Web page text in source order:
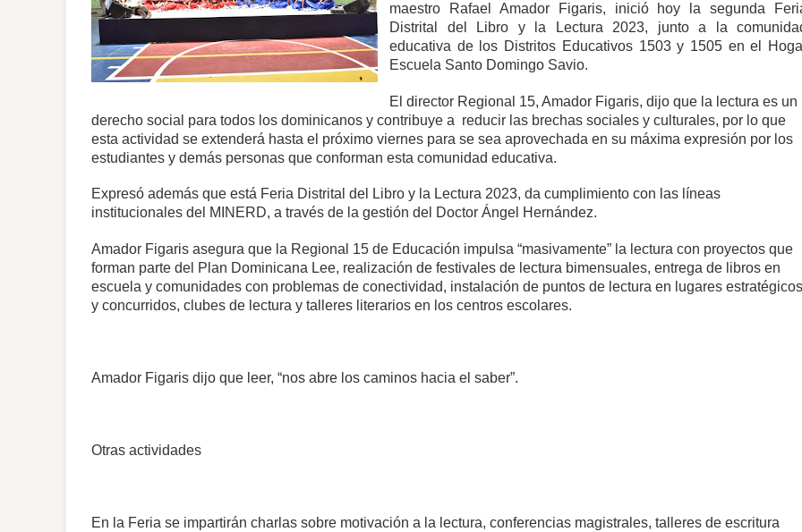
maestro Rafael Amador Figaris, inició hoy la segunda
Distrital del Libro y la Lectura 2023, junto a la
educativa de los Distritos Educativos 1503 y 1505 en el
Escuela Santo Domingo Savio.
El director Regional 15, Amador Figaris, dijo que la lectura es un
derecho social para todos los dominicanos y contribuye a reducir las brechas sociales y culturales, por lo que
esta actividad se extenderá hasta el próximo viernes para se sea aprovechada en su máxima expresión por los
estudiantes y demás personas que conforman esta comunidad educativa.
Expresó además que está Feria Distrital del Libro y la Lectura 2023, da cumplimiento con las líneas
institucionales del MINERD, a través de la gestión del Doctor Ángel Hernández.
Amador Figaris asegura que la Regional 15 de Educación impulsa “masivamente” la lectura con proyectos que
forman parte del Plan Dominicana Lee, realización de festivales de lectura bimensuales, entrega de libros en
escuela y comunidades con problemas de conectividad, instalación de puntos de lectura en lugares estratégicos
y concurridos, clubes de lectura y talleres literarios en los centros escolares.
Amador Figaris dijo que leer, “nos abre los caminos hacia el saber”.
Otras actividades
En la Feria se impartirán charlas sobre motivación a la lectura, conferencias magistrales, talleres de escritura